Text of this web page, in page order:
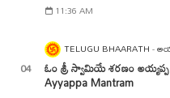
11:36 AM
TELUGU BHAARATH
ఓం శ్రీ స్వామియే శరణం అయ్యప్ప
Ayyappa Mantram